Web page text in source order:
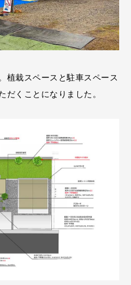
植栽スペースと駐車スペース
だくことになりました。